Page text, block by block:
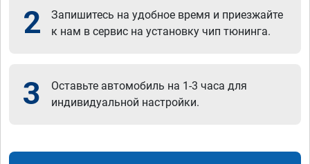
2
Запишитесь на удобное время и приезжайте
к нам в сервис на установку чип тюнинга.
3
Оставьте автомобиль на 1-3 часа для
индивидуальной настройки.